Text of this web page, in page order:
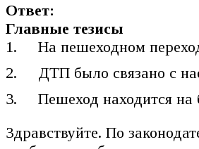
Ответ:
Главные тезисы
На пешеходном
ДТП было связано с
Пешеход находится
Здравствуйте. По